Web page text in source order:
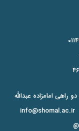
info@shomal.ac.ir